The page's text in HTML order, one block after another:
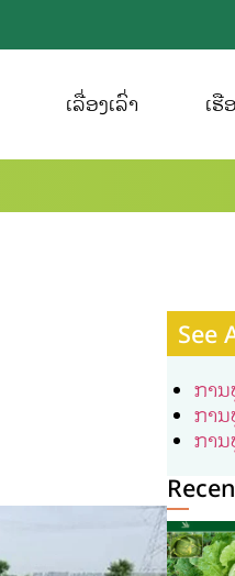
ເລື່ອງເລົ່າ ເຮື
See
ກາ
ກາ
ກາ